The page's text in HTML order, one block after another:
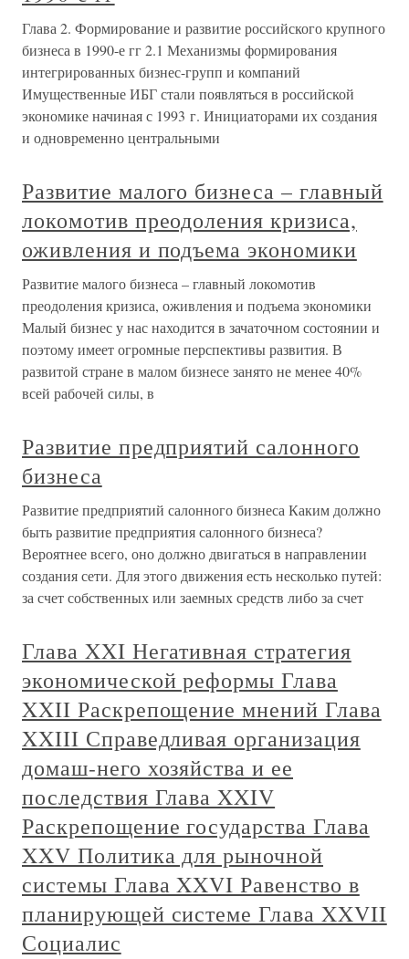
Глава 2. Формирование и развитие российского крупного
бизнеса в 1990-е гг 2.1 Механизмы формирования
интегрированных бизнес-групп и компаний
Имущественные ИБГ стали появляться в российской
экономике начиная с 1993 г. Инициаторами их создания
и одновременно центральными
Развитие малого бизнеса – главный
локомотив преодоления кризиса,
оживления и подъема экономики
Развитие малого бизнеса – главный локомотив
преодоления кризиса, оживления и подъема экономики
Малый бизнес у нас находится в зачаточном состоянии и
поэтому имеет огромные перспективы развития. В
развитой стране в малом бизнесе занято не менее 40%
всей рабочей силы, в
Развитие предприятий салонного
бизнеса
Развитие предприятий салонного бизнеса Каким должно
быть развитие предприятия салонного бизнеса?
Вероятнее всего, оно должно двигаться в направлении
создания сети. Для этого движения есть несколько путей:
за счет собственных или заемных средств либо за счет
Глава XXI Негативная стратегия
экономической реформы Глава
XXII Раскрепощение мнений Глава
XXIII Справедливая организация
домаш-него хозяйства и ее
последствия Глава XXIV
Раскрепощение государства Глава
XXV Политика для рыночной
системы Глава XXVI Равенство в
планирующей системе Глава XXVII
Социалис